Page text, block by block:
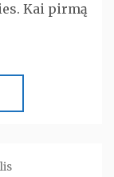
Kai pirmą